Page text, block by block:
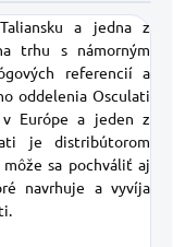
a jedna z
trhu s námorným
referencií a
oddelenia Osculati
v Európe a jeden z
je distribútorom
sa pochváliť aj
navrhuje a vyvíja